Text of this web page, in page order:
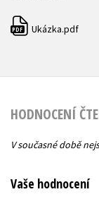
PDF Ukázka.pdf
HODNOCENÍ
V současné době
Vaše hodnocení